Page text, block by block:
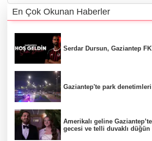
En Çok Okunan Haberler
Serdar Dursun, Gaziantep
Gaziantep'te park
Amerikalı geline
gecesi ve telli duvaklı düğün